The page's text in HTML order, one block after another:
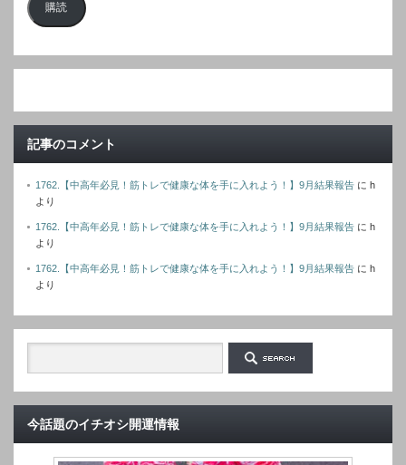
ル
ド
購読
記事のコメント
1762.【中高年必見！筋トレで健康な体を手に入れよう！】9月結果報告 に h
より
1762.【中高年必見！筋トレで健康な体を手に入れよう！】9月結果報告 に h
より
1762.【中高年必見！筋トレで健康な体を手に入れよう！】9月結果報告 に h
より
今話題のイチオシ開運情報